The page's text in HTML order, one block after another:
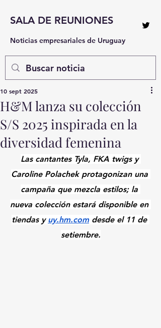
SALA DE REUNIONES
Noticias empresariales de Uruguay
H&M lanza su colección
S/S 2025 inspirada en la
diversidad femenina
10 sept 2025
Las cantantes Tyla, FKA twigs y
Caroline Polachek protagonizan una
campaña que mezcla estilos; la
nueva colección estará disponible en
tiendas y uy.hm.com desde el 11 de
setiembre.